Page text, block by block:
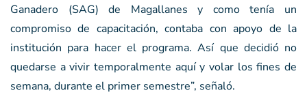
Ganadero (SAG) de Magallanes y como tenía un
compromiso de capacitación, contaba con apoyo de la
institución para hacer el programa. Así que decidió no
quedarse a vivir temporalmente aquí y volar los fines de
semana, durante el primer semestre”, señaló.